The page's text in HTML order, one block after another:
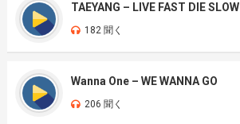
TAEYANG – LIVE FAST DIE SLOW
182 聞く
Wanna One – WE WANNA GO
206 聞く